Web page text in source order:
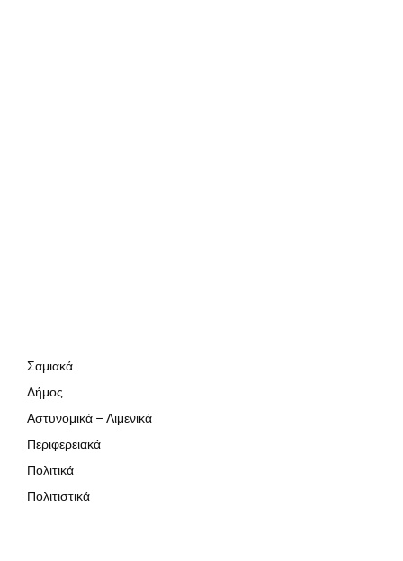
Σαμιακά
Δήμος
Αστυνομικά – Λιμενικά
Περιφερειακά
Πολιτικά
Πολιτιστικά